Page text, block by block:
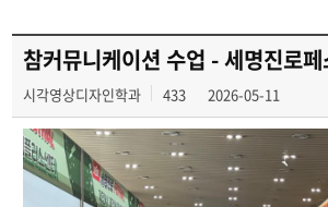
참커뮤니케이션 수업 - 세명진로
시각영상디자인학과 433 2026-05-11